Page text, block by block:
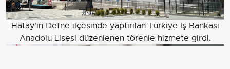
Hatay'ın Defne ilçesinde yaptırılan Türkiye İş Bankası
Anadolu Lisesi düzenlenen törenle hizmete girdi.